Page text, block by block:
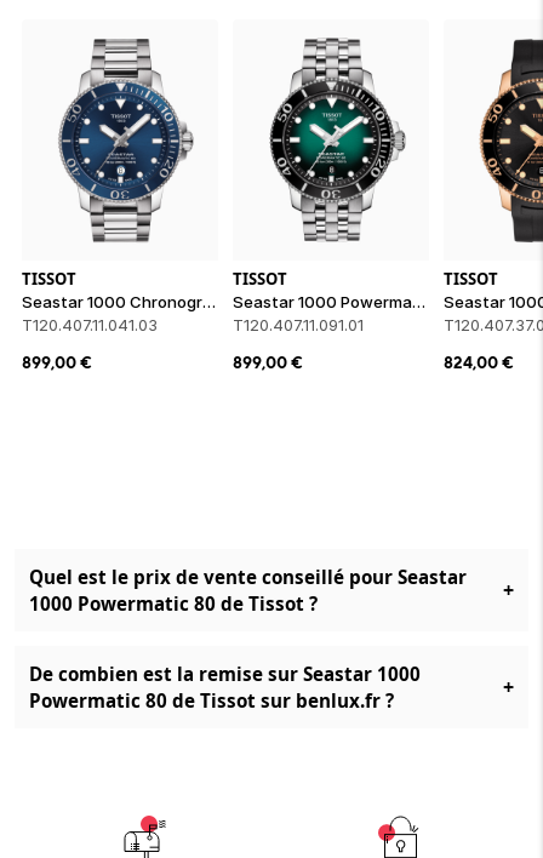
TISSOT
Seastar 1000 Chronograph
T120.407.11.041.03
899,00€
TISSOT
Seastar 1000 Powermatic 80
T120.407.11.091.01
899,00€
TISSOT
824,00€
Quel est le prix de vente conseillé pour Seastar
1000 Powermatic 80 de Tissot ?
+
De combien est la remise sur Seastar 1000
Powermatic 80 de Tissot sur benlux.fr ?
+